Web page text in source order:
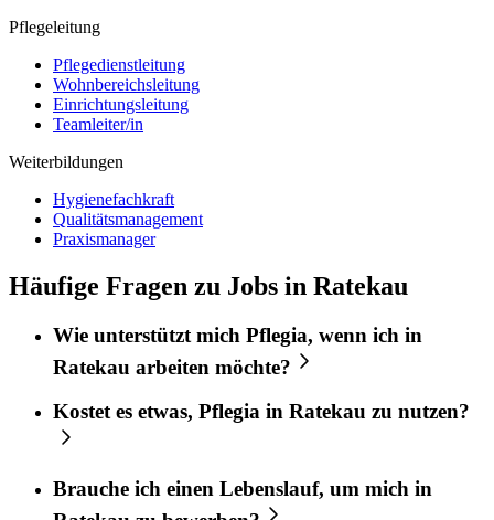
Pflegeleitung
Pflegedienstleitung
Wohnbereichsleitung
Einrichtungsleitung
Teamleiter/in
Weiterbildungen
Hygienefachkraft
Qualitätsmanagement
Praxismanager
Häufige Fragen zu Jobs in Ratekau
Wie unterstützt mich Pflegia, wenn ich in
Ratekau arbeiten möchte?
Kostet es etwas, Pflegia in Ratekau zu nutzen?
Brauche ich einen Lebenslauf, um mich in